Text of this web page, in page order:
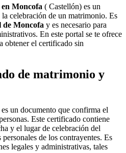
Moncofa ( Castellón) es un
celebración de un matrimonio. Es
de Moncofa y es necesario para
En este portal se te ofrece
obtener el certificado sin
de matrimonio y
es un documento que confirma el
Este certificado contiene
y el lugar de celebración del
de los contrayentes. Es
legales y administrativas, tales